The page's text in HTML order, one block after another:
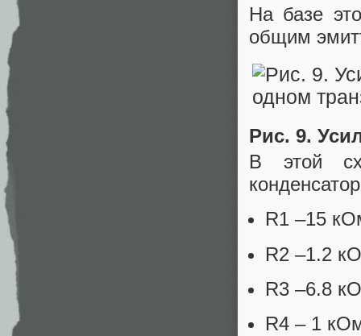
На базе
общим
Рис. 9.
В этой
R1 –15
R2 –1.2
R3 –6.8
R4 – 1